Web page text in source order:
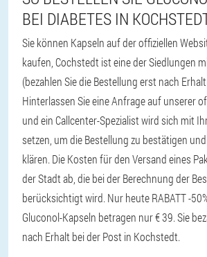
BEI DIABETES IN
Sie können Kapseln auf der offiziellen
kaufen, Cochstedt ist eine der Siedlungen
(bezahlen Sie die Bestellung erst nach
Hinterlassen Sie eine Anfrage auf unserer
und ein Callcenter-Spezialist wird sich mit
setzen, um die Bestellung zu bestätigen
klären. Die Kosten für den Versand eines
der Stadt ab, die bei der Berechnung der
berücksichtigt wird. Nur heute RABATT -
Gluconol-Kapseln betragen nur € 39. Sie
nach Erhalt bei der Post in Kochstedt.